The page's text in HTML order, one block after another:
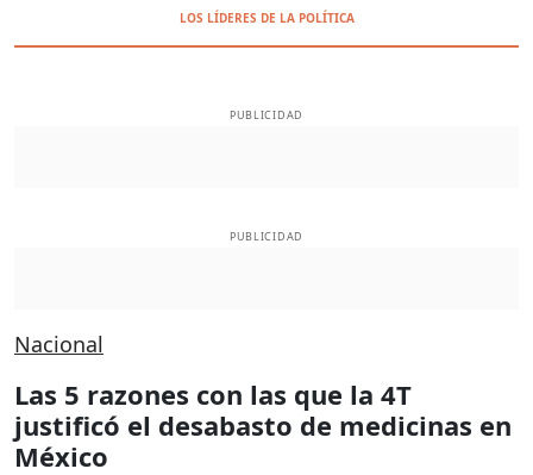
LOS LÍDERES DE LA POLÍTICA
PUBLICIDAD
PUBLICIDAD
Nacional
Las 5 razones con las que la 4T
justificó el desabasto de medicinas en
México